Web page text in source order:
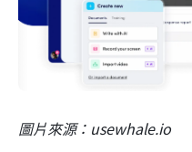
圖片來源：usewhale.io